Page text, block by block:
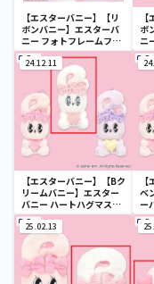
【エスターバニー】【リ
ボンバニー】エスターバ
ニー フォトフレームフィ
ギュア
ボ
ニ
ト
24.12.11
【エスターバニー】【Bク
リームバニー】エスター
バニー ハートハグマスコ
ット
ベ
ー
コ
25.02.13